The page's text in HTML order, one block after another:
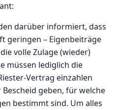
darüber informiert, dass
geringen – Eigenbeiträge
volle Zulage (wieder)
müssen lediglich die
Vertrag einzahlen
geben, für welche
bestimmt sind. Um alles